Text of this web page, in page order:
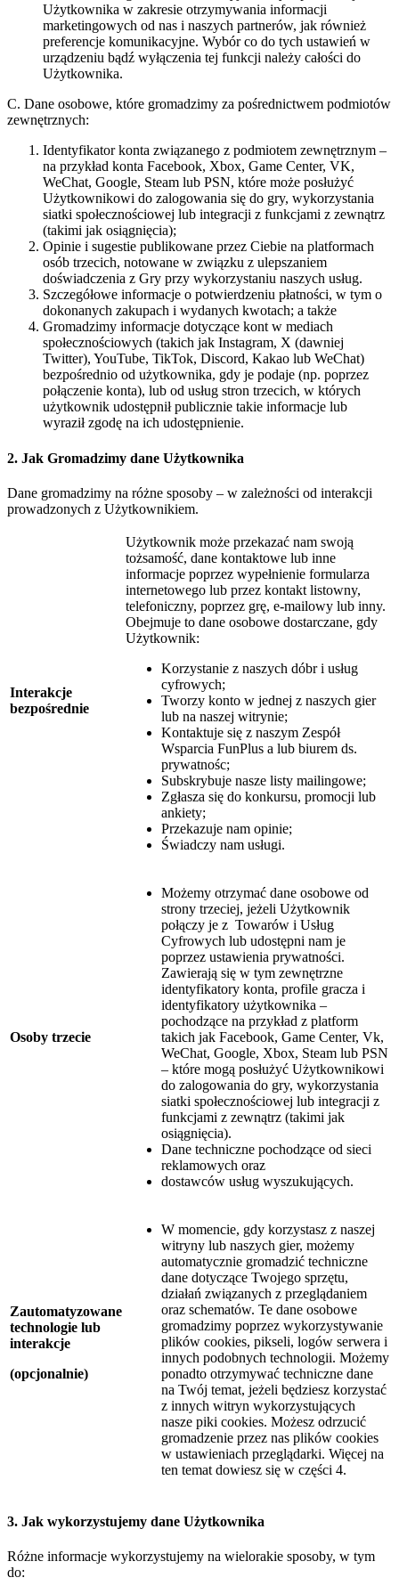
Użytkownika w zakresie otrzymywania informacji
marketingowych od nas i naszych partnerów, jak również
preferencje komunikacyjne. Wybór co do tych ustawień w
urządzeniu bądź wyłączenia tej funkcji należy całości do
Użytkownika.
C. Dane osobowe, które gromadzimy za pośrednictwem podmiotów
zewnętrznych:
Identyfikator konta związanego z podmiotem zewnętrznym –
na przykład konta Facebook, Xbox, Game Center, VK,
WeChat, Google, Steam lub PSN, które może posłużyć
Użytkownikowi do zalogowania się do gry, wykorzystania
siatki społecznościowej lub integracji z funkcjami z zewnątrz
(takimi jak osiągnięcia);
Opinie i sugestie publikowane przez Ciebie na platformach
osób trzecich, notowane w związku z ulepszaniem
doświadczenia z Gry przy wykorzystaniu naszych usług.
Szczegółowe informacje o potwierdzeniu płatności, w tym o
dokonanych zakupach i wydanych kwotach; a także
Gromadzimy informacje dotyczące kont w mediach
społecznościowych (takich jak Instagram, X (dawniej
Twitter), YouTube, TikTok, Discord, Kakao lub WeChat)
bezpośrednio od użytkownika, gdy je podaje (np. poprzez
połączenie konta), lub od usług stron trzecich, w których
użytkownik udostępnił publicznie takie informacje lub
wyraził zgodę na ich udostępnienie.
2. Jak Gromadzimy dane Użytkownika
Dane gromadzimy na różne sposoby – w zależności od interakcji
prowadzonych z Użytkownikiem.
Interakcje
bezpośrednie
Użytkownik może przekazać nam swoją
tożsamość, dane kontaktowe lub inne
informacje poprzez wypełnienie formularza
internetowego lub przez kontakt listowny,
telefoniczny, poprzez grę, e-mailowy lub inny.
Obejmuje to dane osobowe dostarczane, gdy
Użytkownik:
Korzystanie z naszych dóbr i usług
cyfrowych;
Tworzy konto w jednej z naszych gier
lub na naszej witrynie;
Kontaktuje się z naszym Zespół
Wsparcia FunPlus a lub biurem ds.
prywatnośc;
Subskrybuje nasze listy mailingowe;
Zgłasza się do konkursu, promocji lub
ankiety;
Przekazuje nam opinie;
Świadczy nam usługi.
Osoby trzecie
Możemy otrzymać dane osobowe od
strony trzeciej, jeżeli Użytkownik
połączy je z Towarów i Usług
Cyfrowych lub udostępni nam je
poprzez ustawienia prywatności.
Zawierają się w tym zewnętrzne
identyfikatory konta, profile gracza i
identyfikatory użytkownika –
pochodzące na przykład z platform
takich jak Facebook, Game Center, Vk,
WeChat, Google, Xbox, Steam lub PSN
– które mogą posłużyć Użytkownikowi
do zalogowania do gry, wykorzystania
siatki społecznościowej lub integracji z
funkcjami z zewnątrz (takimi jak
osiągnięcia).
Dane techniczne pochodzące od sieci
reklamowych oraz
dostawców usług wyszukujących.
Zautomatyzowane
technologie lub
interakcje
(opcjonalnie)
W momencie, gdy korzystasz z naszej
witryny lub naszych gier, możemy
automatycznie gromadzić techniczne
dane dotyczące Twojego sprzętu,
działań związanych z przeglądaniem
oraz schematów. Te dane osobowe
gromadzimy poprzez wykorzystywanie
plików cookies, pikseli, logów serwera i
innych podobnych technologii. Możemy
ponadto otrzymywać techniczne dane
na Twój temat, jeżeli będziesz korzystać
z innych witryn wykorzystujących
nasze piki cookies. Możesz odrzucić
gromadzenie przez nas plików cookies
w ustawieniach przeglądarki. Więcej na
ten temat dowiesz się w części 4.
3. Jak wykorzystujemy dane Użytkownika
Różne informacje wykorzystujemy na wielorakie sposoby, w tym
do: